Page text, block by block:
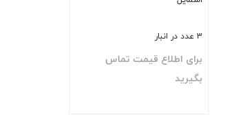
3 عدد در انبار
برای اطلاع قیمت تماس
بگیرید